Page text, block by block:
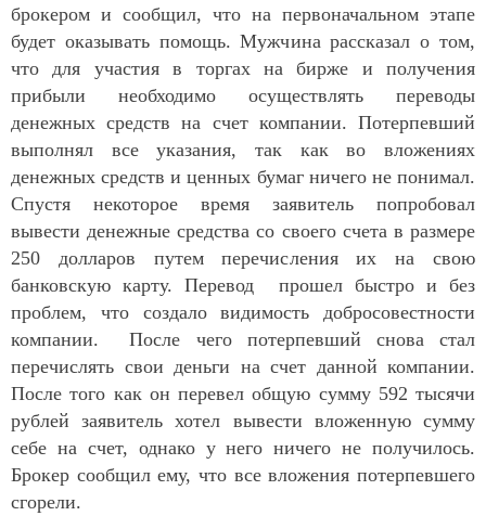
брокером и сообщил, что на первоначальном этапе
будет оказывать помощь. Мужчина рассказал о том,
что для участия в торгах на бирже и получения
прибыли необходимо осуществлять переводы
денежных средств на счет компании. Потерпевший
выполнял все указания, так как во вложениях
денежных средств и ценных бумаг ничего не понимал.
Спустя некоторое время заявитель попробовал
вывести денежные средства со своего счета в размере
250 долларов путем перечисления их на свою
банковскую карту. Перевод прошел быстро и без
проблем, что создало видимость добросовестности
компании. После чего потерпевший снова стал
перечислять свои деньги на счет данной компании.
После того как он перевел общую сумму 592 тысячи
рублей заявитель хотел вывести вложенную сумму
себе на счет, однако у него ничего не получилось.
Брокер сообщил ему, что все вложения потерпевшего
сгорели.